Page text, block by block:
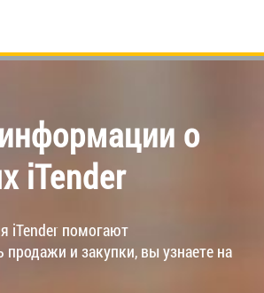
о
iTender
iTender помогают
продажи и закупки, вы узнаете на